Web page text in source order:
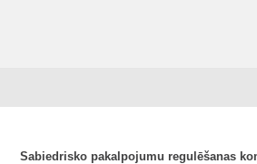
Sabiedrisko pakalpojumu regulēšanas